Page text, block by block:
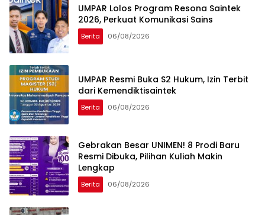
UMPAR Lolos Program Resona Saintek
2026, Perkuat Komunikasi Sains
Berita 06/08/2026
UMPAR Resmi Buka S2 Hukum, Izin Terbit
dari Kemendiktisaintek
Berita 06/08/2026
Gebrakan Besar UNIMEN! 8 Prodi Baru
Resmi Dibuka, Pilihan Kuliah Makin
Lengkap
Berita 06/08/2026